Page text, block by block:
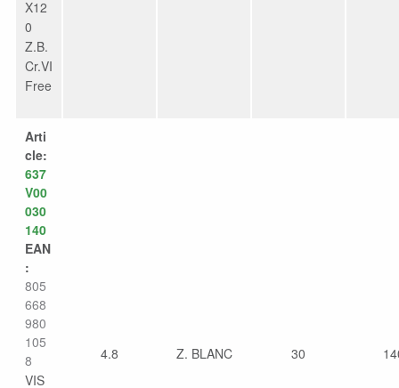
X12
0
Z.B.
Cr.VI
Free
Arti
cle:
637
V00
030
140
EAN
:
805
668
980
105
8
VIS
4.8 Z. BLANC 30